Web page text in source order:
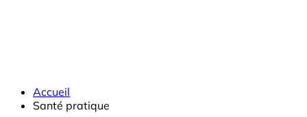
Accueil
Santé pratique